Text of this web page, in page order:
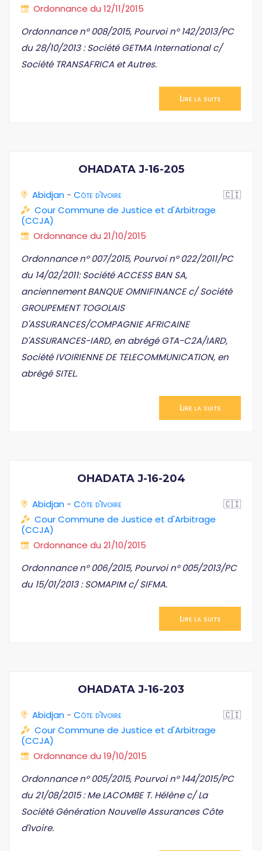
Ordonnance du 12/11/2015
Ordonnance n° 008/2015, Pourvoi n° 142/2013/PC
du 28/10/2013 : Société GETMA International c/
Société TRANSAFRICA et Autres.
Lire la suite
OHADATA J-16-205
Abidjan - Côte d'Ivoire
🇨🇮
Cour Commune de Justice et d'Arbitrage
(CCJA)
Ordonnance du 21/10/2015
Ordonnance n° 007/2015, Pourvoi n° 022/2011/PC
du 14/02/2011: Société ACCESS BAN SA,
anciennement BANQUE OMNIFINANCE c/ Société
GROUPEMENT TOGOLAIS
D'ASSURANCES/COMPAGNIE AFRICAINE
D'ASSURANCES-IARD, en abrégé GTA-C2A/IARD,
Société IVOIRIENNE DE TELECOMMUNICATION, en
abrégé SITEL.
Lire la suite
OHADATA J-16-204
Abidjan - Côte d'Ivoire
🇨🇮
Cour Commune de Justice et d'Arbitrage
(CCJA)
Ordonnance du 21/10/2015
Ordonnance n° 006/2015, Pourvoi n° 005/2013/PC
du 15/01/2013 : SOMAPIM c/ SIFMA.
Lire la suite
OHADATA J-16-203
Abidjan - Côte d'Ivoire
🇨🇮
Cour Commune de Justice et d'Arbitrage
(CCJA)
Ordonnance du 19/10/2015
Ordonnance n° 005/2015, Pourvoi n° 144/2015/PC
du 21/08/2015 : Me LACOMBE T. Hélène c/ La
Société Génération Nouvelle Assurances Côte
d'Ivoire.